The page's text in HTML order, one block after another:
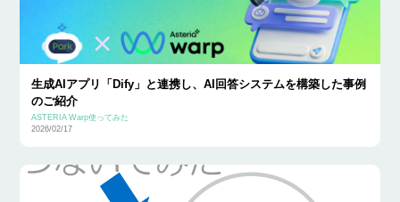
生成AIアプリ「Dify」と連携し、AI回答システムを構築した事例
のご紹介
ASTERIA Warp使ってみた
2026/02/17